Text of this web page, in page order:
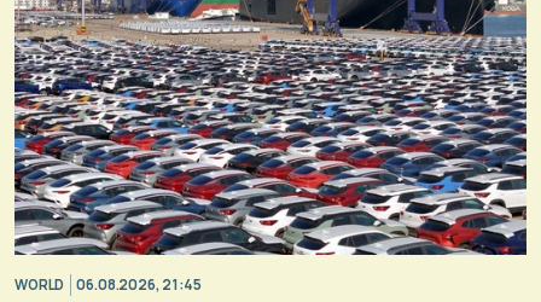
WORLD 06.08.2026, 21:45